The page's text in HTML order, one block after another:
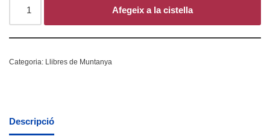
Afegeix a la cistella
Categoria: Llibres de Muntanya
Descripció